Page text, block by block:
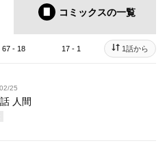
コミックスの一覧
67 - 18 17 - 1 1話から
25
人間